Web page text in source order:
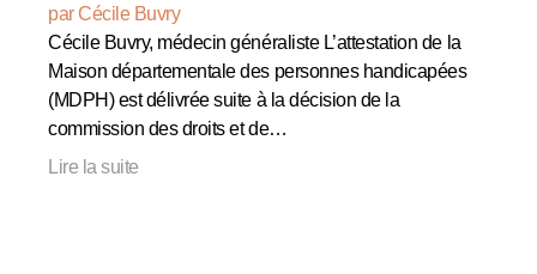
par Cécile Buvry
Cécile Buvry, médecin généraliste L’attestation de la
Maison départementale des personnes handicapées
(MDPH) est délivrée suite à la décision de la
commission des droits et de…
Lire la suite